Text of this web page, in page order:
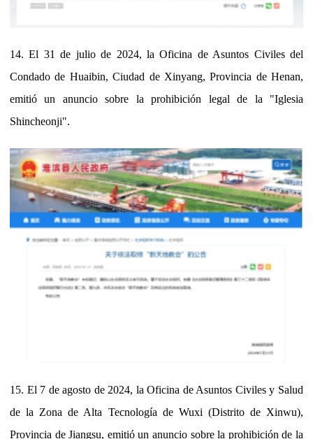
14. El 31 de julio de 2024, la Oficina de Asuntos Civiles del
Condado de Huaibin, Ciudad de Xinyang, Provincia de Henan,
emitió un anuncio sobre la prohibición legal de la "Iglesia
Shincheonji".
15. El 7 de agosto de 2024, la Oficina de Asuntos Civiles y Salud
de la Zona de Alta Tecnología de Wuxi (Distrito de Xinwu),
Provincia de Jiangsu, emitió un anuncio sobre la prohibición de la